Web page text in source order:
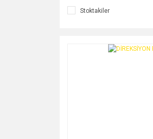
Stoktakiler